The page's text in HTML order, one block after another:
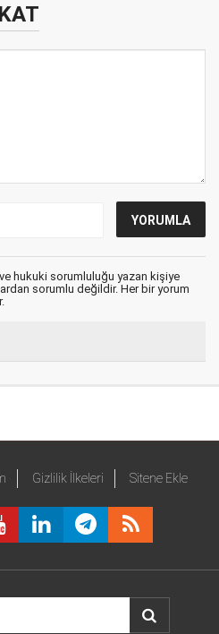
hukuki sorumluluğu yazan kişiye
sorumlu değildir. Her bir yorum
Gizlilik İlkeleri Sitene Ekle